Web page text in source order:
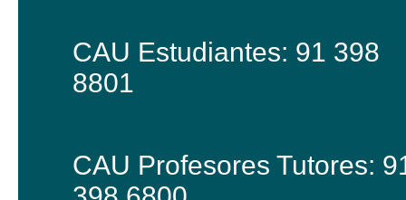
CAU Estudiantes: 91 398
8801
CAU Profesores Tutores: